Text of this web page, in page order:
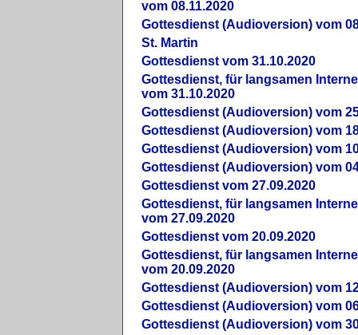
vom 08.11.2020
Gottesdienst (Audioversion) vom
St. Martin
Gottesdienst vom 31.10.2020
Gottesdienst, für langsamen
vom 31.10.2020
Gottesdienst (Audioversion) vom
Gottesdienst (Audioversion) vom
Gottesdienst (Audioversion) vom
Gottesdienst (Audioversion) vom
Gottesdienst vom 27.09.2020
Gottesdienst, für langsamen
vom 27.09.2020
Gottesdienst vom 20.09.2020
Gottesdienst, für langsamen
vom 20.09.2020
Gottesdienst (Audioversion) vom
Gottesdienst (Audioversion) vom
Gottesdienst (Audioversion) vom